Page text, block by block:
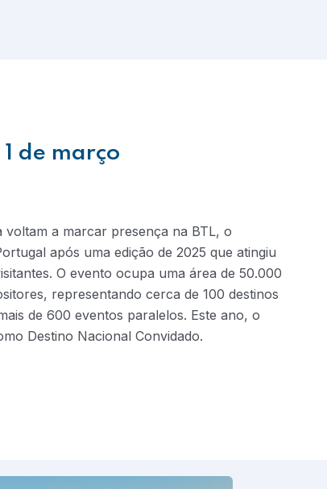
de março
a marcar presença na BTL, o
após uma edição de 2025 que atingiu
O evento ocupa uma área de 50.000
representando cerca de 100 destinos
de 600 eventos paralelos. Este ano, o
Destino Nacional Convidado.